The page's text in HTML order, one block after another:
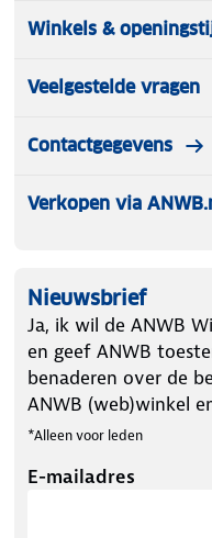
Winkels &
Veelgestelde vragen
Contactgegevens
Verkopen via
Nieuwsbrief
Ja, ik wil de ANWB
en geef ANWB
benaderen over de
ANWB (web)winkel
*Alleen voor leden
E-mailadres